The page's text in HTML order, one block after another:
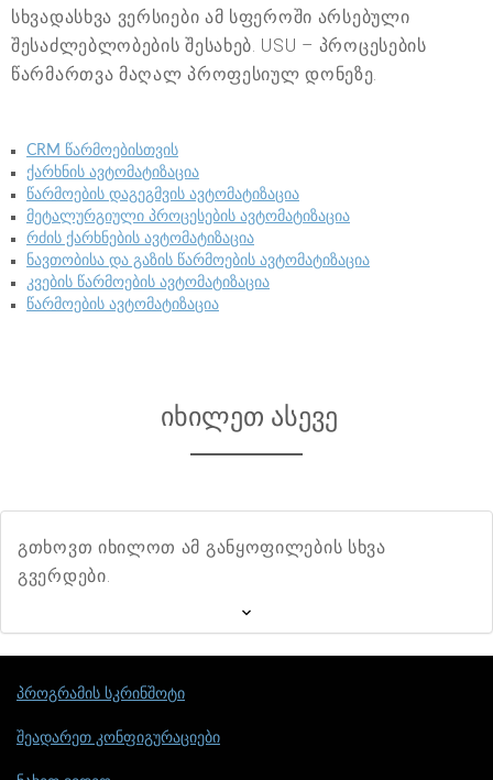
სხვადასხვა ვერსიები ამ სფეროში არსებული
შესაძლებლობების შესახებ. USU – პროცესების
წარმართვა მაღალ პროფესიულ დონეზე.
CRM წარმოებისთვის
ქარხნის ავტომატიზაცია
წარმოების დაგეგმვის ავტომატიზაცია
მეტალურგიული პროცესების ავტომატიზაცია
რძის ქარხნების ავტომატიზაცია
ნავთობისა და გაზის წარმოების ავტომატიზაცია
კვების წარმოების ავტომატიზაცია
წარმოების ავტომატიზაცია
იხილეთ ასევე
გთხოვთ იხილოთ ამ განყოფილების სხვა
გვერდები.
პროგრამის სკრინშოტი
შეადარეთ კონფიგურაციები